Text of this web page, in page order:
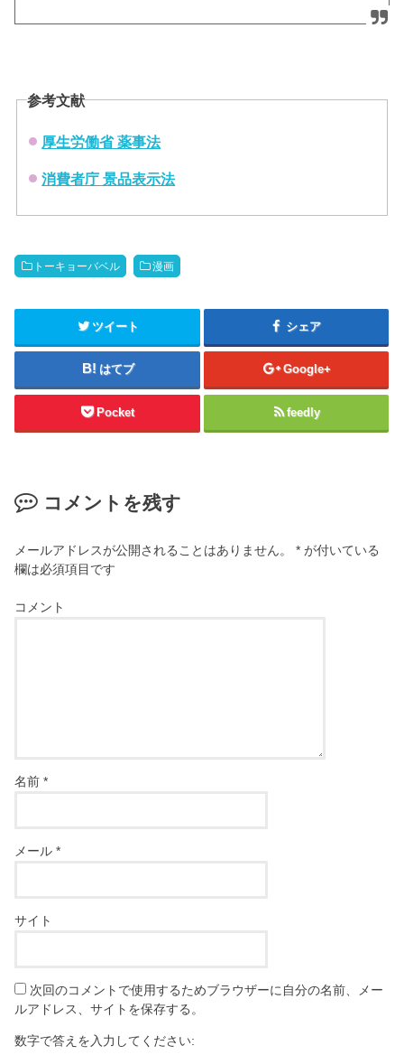
参考文献
厚生労働省 薬事法
消費者庁 景品表示法
トーキョーバベル 漫画
ツイート シェア
はてブ Google+
Pocket feedly
コメントを残す
メールアドレスが公開されることはありません。 * が付いている
欄は必須項目です
コメント
名前*
メール*
サイト
次回のコメントで使用するためブラウザーに自分の名前、メー
ルアドレス、サイトを保存する。
数字で答えを入力してください: